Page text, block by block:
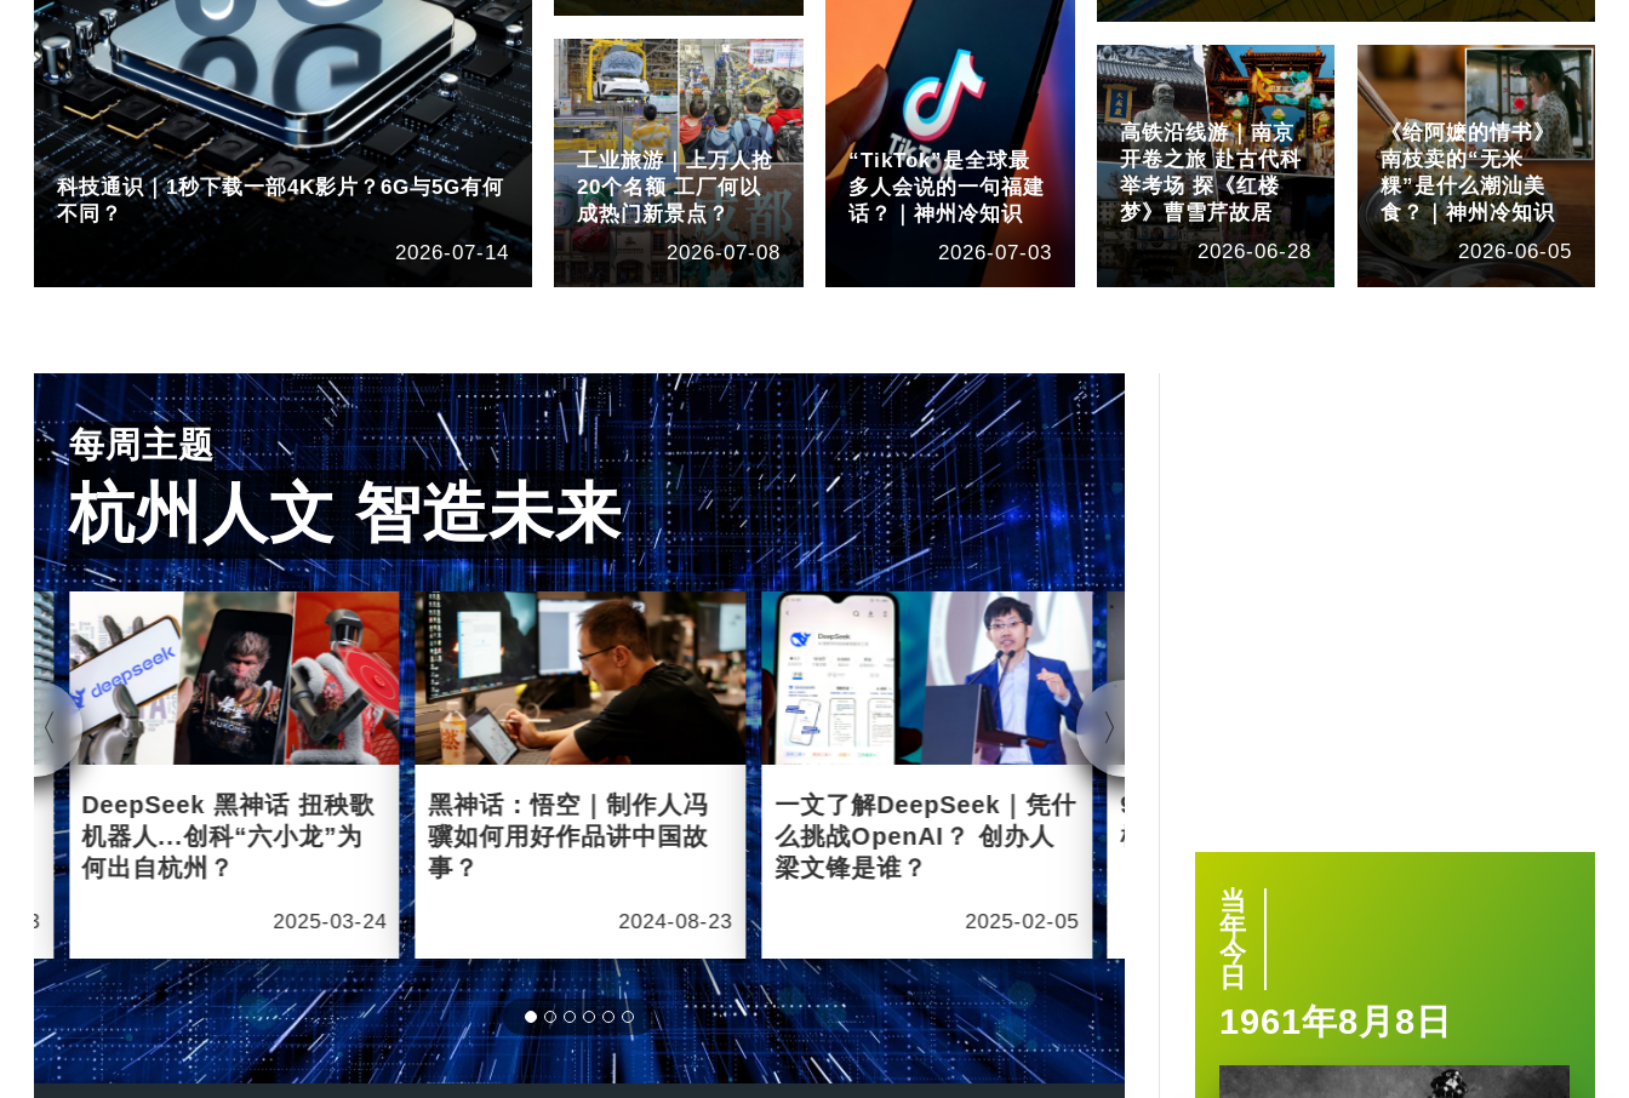
科技通识｜1秒下载一部4K影片？6G与5G有何
不同？
2026-07-14
工业旅游｜上万人抢
20个名额 工厂何以
成热门新景点？
2026-07-08
“TikTok”是全球最
多人会说的一句福建
话？｜神州冷知识
2026-07-03
高铁沿线游｜南京
开卷之旅 赴古代科
举考场 探《红楼
梦》曹雪芹故居
2026-06-28
《给阿嬷的情书》
南枝卖的“无米
粿”是什么潮汕美
食？｜神州冷知识
2026-06-05
每周主题
杭州人文 智造未来
03
DeepSeek 黑神话 扭秧歌
机器人...创科“六小龙”为
何出自杭州？
2025-03-24
黑神话：悟空｜制作人冯
骥如何用好作品讲中国故
事？
2024-08-23
一文了解DeepSeek｜凭什
么挑战OpenAI？ 创办人
梁文锋是谁？
2025-02-05
90后王兴兴 “英语学渣”是
机械人天才
当
年
今
日
1961年8月8日